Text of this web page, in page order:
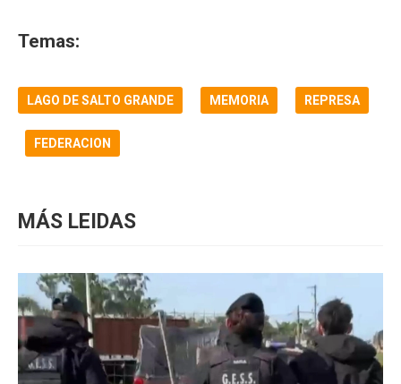
Temas:
LAGO DE SALTO GRANDE MEMORIA REPRESA
FEDERACION
MÁS LEIDAS